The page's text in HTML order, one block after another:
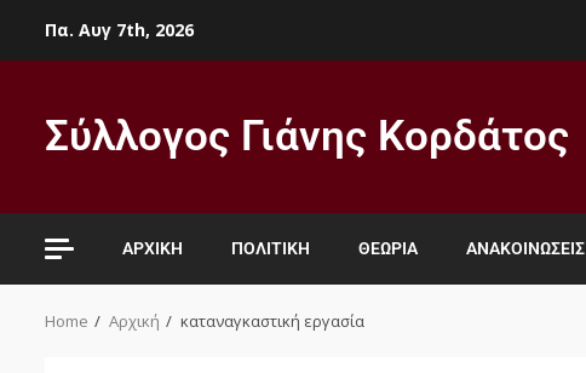
Πα. Αυγ 7th, 2026
Σύλλογος Γιάνης Κορδάτος
ΑΡΧΙΚΉ ΠΟΛΙΤΙΚΉ ΘΕΩΡΊΑ ΑΝΑΚΟΙΝΏΣΕΙΣ
Home Αρχική καταναγκαστική εργασία